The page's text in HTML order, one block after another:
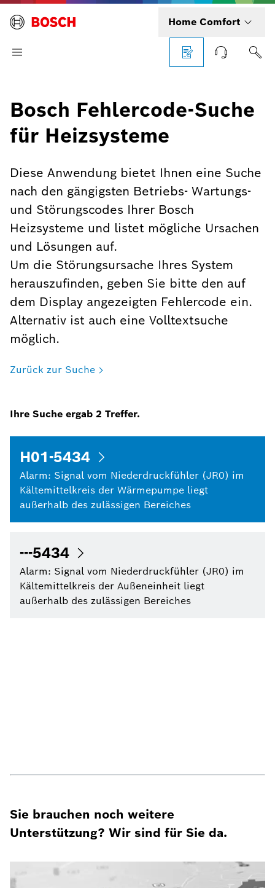
Home Comfort
Bosch Fehlercode-Suche
für Heizsysteme
Diese Anwendung bietet Ihnen eine Suche
nach den gängigsten Betriebs- Wartungs-
und Störungscodes Ihrer Bosch
Heizsysteme und listet mögliche Ursachen
und Lösungen auf.
Um die Störungsursache Ihres System
herauszufinden, geben Sie bitte den auf
dem Display angezeigten Fehlercode ein.
Alternativ ist auch eine Volltextsuche
möglich.
Zurück zur Suche
Ihre Suche ergab 2 Treffer.
H01-5434
Alarm: Signal vom Niederdruckfühler (JR0) im
Kältemittelkreis der Wärmepumpe liegt
außerhalb des zulässigen Bereiches
---5434
Alarm: Signal vom Niederdruckfühler (JR0) im
Kältemittelkreis der Außeneinheit liegt
außerhalb des zulässigen Bereiches
Sie brauchen noch weitere
Unterstützung? Wir sind für Sie da.